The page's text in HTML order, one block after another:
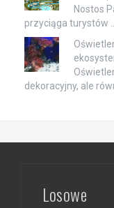
Nostos
przyciąga turystów …
dekoracyjny, ale
Losowe